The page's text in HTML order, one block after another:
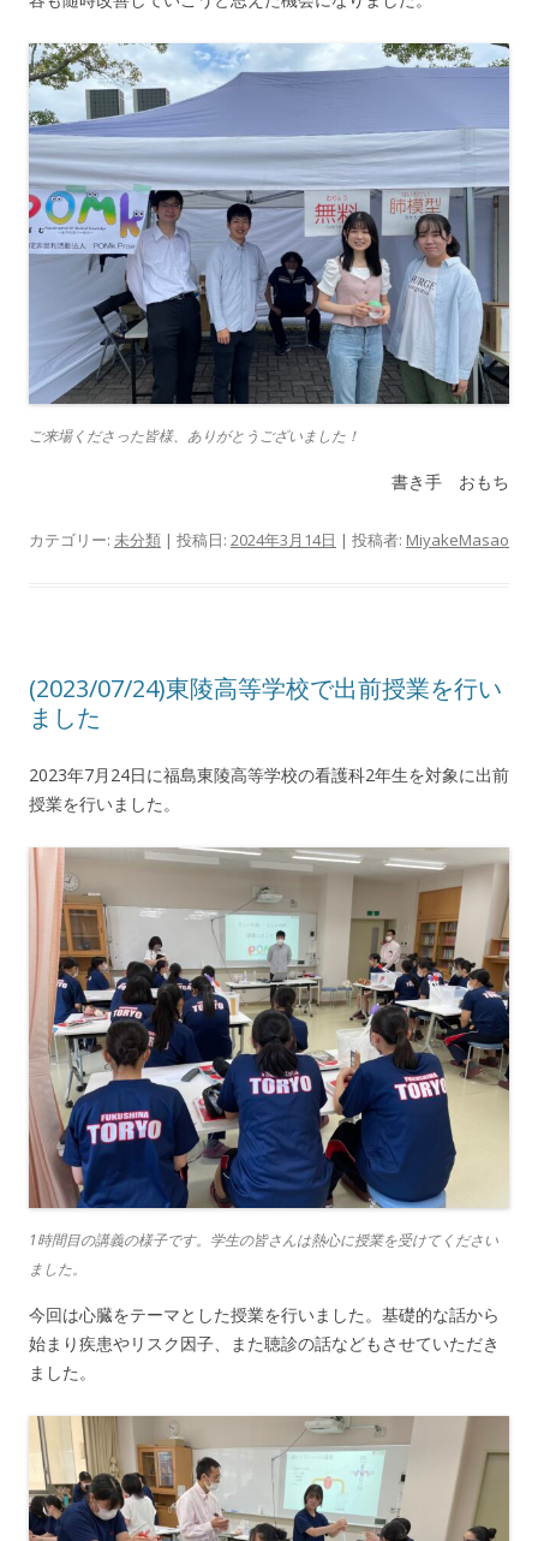
ご来場くださった皆様、ありがとうございました！
書き手 おもち
カテゴリー: 未分類 | 投稿日: 2024年3月14日 | 投稿者: MiyakeMasao
(2023/07/24)東陵高等学校で出前授業を行い
ました
2023年7月24日に福島東陵高等学校の看護科2年生を対象に出前
授業を行いました。
1時間目の講義の様子です。学生の皆さんは熱心に授業を受けてください
ました。
今回は心臓をテーマとした授業を行いました。基礎的な話から
始まり疾患やリスク因子、また聴診の話などもさせていただき
ました。